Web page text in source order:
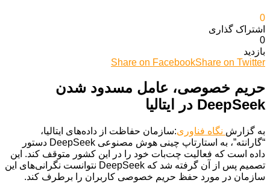
0
اشتراک گذاری‌
0
بازدید
Share on FacebookShare on Twitter
حریم خصوصی، عامل مسدود شدن
DeepSeek در ایتالیا
به گزارش نگاه فناوری:سازمان حفاظت از داده‌های ایتالیا،
“گارانته”، به استارتاپ چینی هوش مصنوعی DeepSeek دستور
داده است که فعالیت چت‌بات خود را در این کشور متوقف کند. این
تصمیم پس از آن گرفته شد که DeepSeek نتوانست نگرانی‌های این
سازمان در مورد حفظ حریم خصوصی کاربران را برطرف کند.